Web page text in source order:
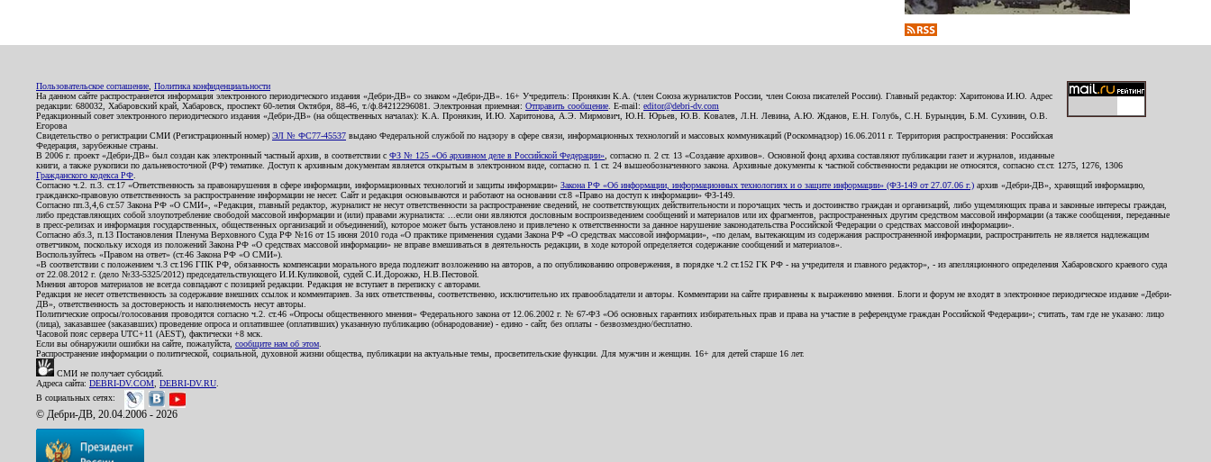
Пользовательское соглашение Политика конфиденциальности
На данном сайте распространяется информация электронного периодического издания «Дебри-ДВ» со знаком «Дебри-ДВ». 16+ Учредитель: Пронякин К.А. (член Союза журналистов России, член Союза писателей России). Главный редактор: Харитонова И.Ю. Адрес
редакции: 680032, Хабаровский край, Хабаровск, проспект 60-летия Октября, 88-46, т./ф.84212296081. Электронная приемная: Отправить сообщение . E-mail: editor@debri-dv.com
Редакционный совет электронного периодического издания «Дебри-ДВ» (на общественных началах): К.А. Пронякин, И.Ю. Харитонова, А.Э. Мирмович, Ю.Н. Юрьев, Ю.В. Ковалев, Л.Н. Левина, А.Ю. Жданов, Е.Н. Голубь, С.Н. Бурындин, Б.М. Сухинин, О.В.
Егорова
Свидетельство о регистрации СМИ (Регистрационный номер) ЭЛ № ФС77-45537 выдано Федеральной службой по надзору в сфере связи, информационных технологий и массовых коммуникаций (Роскомнадзор) 16.06.2011 г. Территория распространения: Российская
Федерация, зарубежные страны.
В 2006 г. проект «Дебри-ДВ» был создан как электронный частный архив, в соответствии с ФЗ № 125 «Об архивном деле в Российской Федерации» , согласно п. 2 ст. 13 «Создание архивов». Основной фонд архива составляют публикации газет и журналов, изданные
книги, а также рукописи по дальневосточной (РФ) тематике. Доступ к архивным документам является открытым в электронном виде, согласно п. 1 ст. 24 вышеобозначенного закона. Архивные документы к частной собственности редакции не относятся, согласно ст.ст. 1275, 1276, 1306
Гражданского кодекса РФ
Согласно ч.2. п.3. ст.17 «Ответственность за правонарушения в сфере информации, информационных технологий и защиты информации» Закона РФ «Об информации, информационных технологиях и о защите информации» (ФЗ-149 от 27.07.06 г.) архив «Дебри-ДВ», хранящий информацию,
гражданско-правовую ответственность за распространение информации не несет. Сайт и редакция основываются и работают на основании ст.8 «Право на доступ к информации» ФЗ-149.
Согласно пп.3,4,6 ст.57 Закона РФ «О СМИ», «Редакция, главный редактор, журналист не несут ответственности за распространение сведений, не соответствующих действительности и порочащих честь и достоинство граждан и организаций, либо ущемляющих права и законные интересы граждан,
либо представляющих собой злоупотребление свободой массовой информации и (или) правами журналиста: ...если они являются дословным воспроизведением сообщений и материалов или их фрагментов, распространенных другим средством массовой информации (а также сообщения, переданные
в пресс-релизах и информация государственных, общественных организаций и объединений), которое может быть установлено и привлечено к ответственности за данное нарушение законодательства Российской Федерации о средствах массовой информации».
Согласно абз.3, п.13 Постановления Пленума Верховного Суда РФ №16 от 15 июня 2010 года «О практике применения судами Закона РФ «О средствах массовой информации», «по делам, вытекающим из содержания распространенной информации, распространитель не является надлежащим
ответчиком, поскольку исходя из положений Закона РФ «О средствах массовой информации» не вправе вмешиваться в деятельность редакции, в ходе которой определяется содержание сообщений и материалов».
Воспользуйтесь «Правом на ответ» (ст.46 Закона РФ «О СМИ»).
«В соответствии с положением ч.3 ст.196 ГПК РФ, обязанность компенсации морального вреда подлежит возложению на авторов, а по опубликованию опровержения, в порядке ч.2 ст.152 ГК РФ - на учредителя и главного редактор», - из апелляционного определения Хабаровского краевого суда
от 22.08.2012 г. (дело №33-5325/2012) председательствующего И.И.Куликовой, судей С.И.Дорожко, Н.В.Пестовой.
Мнения авторов материалов не всегда совпадают с позицией редакции. Редакция не вступает в переписку с авторами.
Редакция не несет ответственность за содержание внешних ссылок и комментариев. За них ответственны, соответственно, исключительно их правообладатели и авторы. Комментарии на сайте приравнены к выражению мнения. Блоги и форум не входят в электронное периодическое издание «Дебри-
ДВ», ответственность за достоверность и наполняемость несут авторы.
Политические опросы/голосования проводятся согласно ч.2. ст.46 «Опросы общественного мнения» Федерального закона от 12.06.2002 г. № 67-ФЗ «Об основных гарантиях избирательных прав и права на участие в референдуме граждан Российской Федерации»; считать, там где не указано: лицо
(лица), заказавшее (заказавших) проведение опроса и оплатившее (оплативших) указанную публикацию (обнародование) - едино - сайт, без оплаты - безвозмездно/бесплатно.
Часовой пояс сервера UTC+11 (AEST), фактически +8 мск.
Если вы обнаружили ошибки на сайте, пожалуйста, сообщите нам об этом
Распространение информации о политической, социальной, духовной жизни общества, публикации на актуальные темы, просветительские функции. Для мужчин и женщин. 16+ для детей старше 16 лет.
СМИ не получает субсидий.
Адреса сайта: DEBRI-DV.COM DEBRI-DV.RU
В социальных сетях:
© Дебри-ДВ, 20.04.2006 - 2026